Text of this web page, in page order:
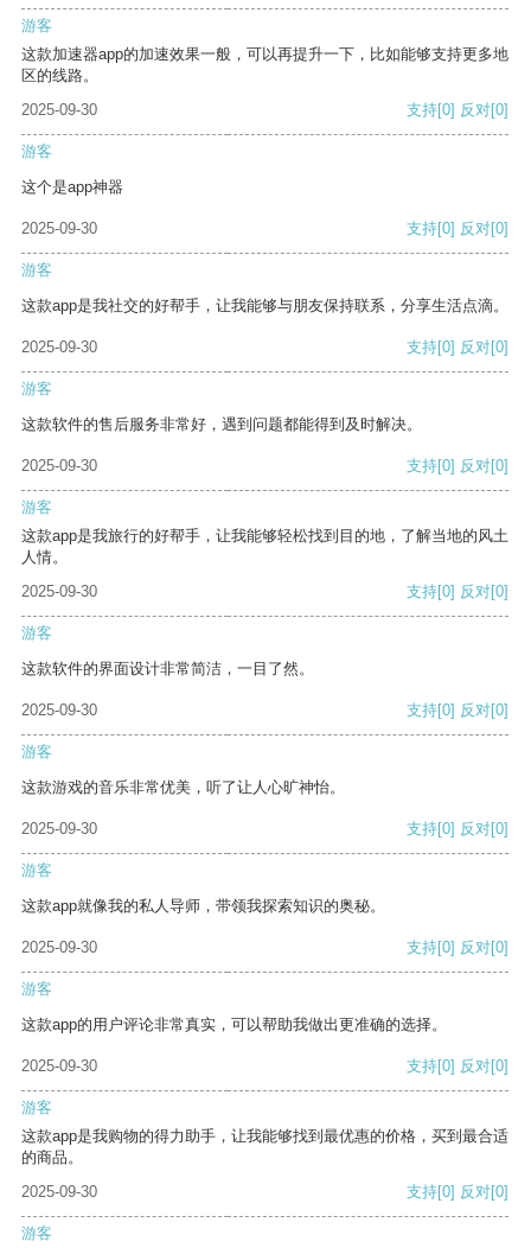
游客
这款加速器app的加速效果一般，可以再提升一下，比如能够支持更多地
区的线路。
2025-09-30
支持[0] 反对[0]
游客
这个是app神器
2025-09-30 支持[0] 反对[0]
游客
这款app是我社交的好帮手，让我能够与朋友保持联系，分享生活点滴。
2025-09-30 支持[0] 反对[0]
游客
这款软件的售后服务非常好，遇到问题都能得到及时解决。
2025-09-30 支持[0] 反对[0]
游客
这款app是我旅行的好帮手，让我能够轻松找到目的地，了解当地的风土
人情。
2025-09-30
支持[0] 反对[0]
游客
这款软件的界面设计非常简洁，一目了然。
2025-09-30 支持[0] 反对[0]
游客
这款游戏的音乐非常优美，听了让人心旷神怡。
2025-09-30 支持[0] 反对[0]
游客
这款app就像我的私人导师，带领我探索知识的奥秘。
2025-09-30 支持[0] 反对[0]
游客
这款app的用户评论非常真实，可以帮助我做出更准确的选择。
2025-09-30 支持[0] 反对[0]
游客
这款app是我购物的得力助手，让我能够找到最优惠的价格，买到最合适
的商品。
2025-09-30
支持[0] 反对[0]
游客